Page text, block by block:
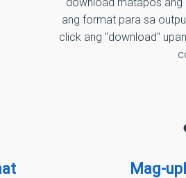
ang format para sa
click ang "download"
Mag-